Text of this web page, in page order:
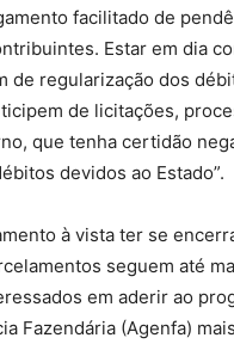
facilitado de
Estar em dia
de regularização dos
de licitações,
que tenha certidão
devidos ao Estado”.
à vista ter se
seguem até
em aderir ao
Fazendária (Agenfa)